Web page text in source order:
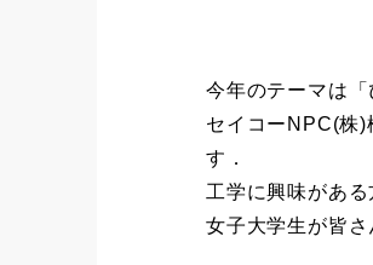
今年のテーマは「
セイコーNPC(株)
す．
工学に興味があ
女子大学生が皆